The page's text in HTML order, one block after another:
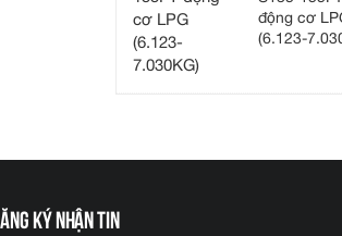
động cơ
(6.123-
ký nhận tin